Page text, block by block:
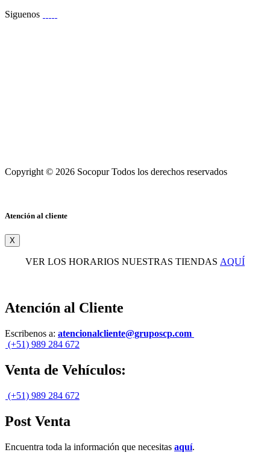
Siguenos
Copyright © 2026 Socopur Todos los derechos reservados
Atención al cliente
X
VER LOS HORARIOS NUESTRAS TIENDAS AQUÍ
Atención al Cliente
Escribenos a: atencionalcliente@gruposcp.com
(+51) 989 284 672
Venta de Vehículos:
(+51) 989 284 672
Post Venta
Encuentra toda la información que necesitas aquí.